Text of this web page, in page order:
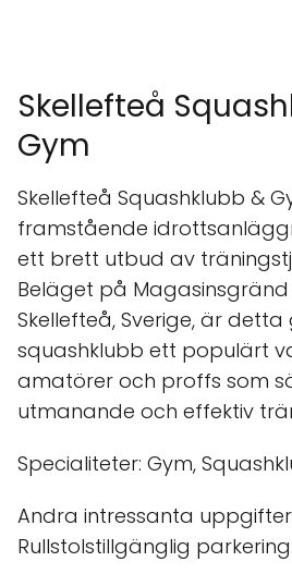
Skellefteå
Gym
Skellefteå Squashklubb &
framstående
ett brett utbud av
Beläget på Magasinsgränd
Skellefteå, Sverige, är
squashklubb ett populärt
amatörer och proffs som
utmanande och effektiv
Specialiteter: Gym,
Andra intressanta
Rullstolstillgänglig parkering.